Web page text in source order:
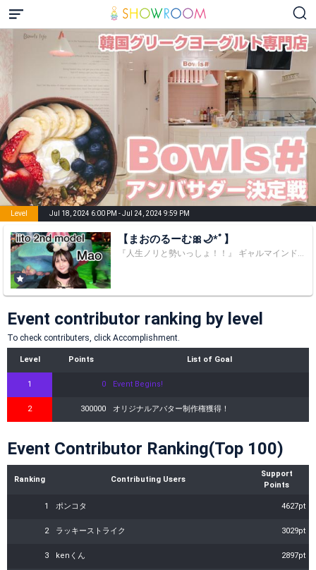
Level Jul 18, 2024 6:00 PM - Jul 24, 2024 9:59 PM
【まおのるーむ🎀🌙*ﾟ】
『人生ノリと勢いっしょ！！』 ギャルマインドiitoJAPAN 2ndモデルのMaoです🎀🌙*ﾟ 人生のモットーは『キラキラした自分でありたい』🦄⸝꙳ よく食べてよく寝る子だよ|(￣3￣)| 寝る子は育つよね？？？👀👀（^^(圧)） - - - - - ꒰ 2ndモデルでの目標 ꒱ - - - - - ▶▷▶裏表紙◀◁◀ ☪︎┈┈┈┈┈┈┈‧ガチイベ‧┈┈┈┈┈┈┈ ※イベントの時は変更あり💦 ✎_________- ̗̀ 𝐩𝐫𝐨𝐟𝐢𝐥𝐞 ̖́-_________✎𓈒𓂂𓏸 Name➤➤➤➤Mao fanmark➤➤➤➤🎀🌙*ﾟ Date of birth➤➤➤➤2002.3.23 Star sign ➤➤➤➤♈(牡羊座) Blood type➤➤➤➤🅰️型 Hometown 𝐚𝐧𝐝 Place of birth➤➤➤➤Fukuoka Nickname➤➤➤➤マオピ、マオ Hobbies➤➤➤➤Dance👯🎶 Special abilities➤➤➤➤ writingᝰ✍🏻 My concerns➤➤➤➤ complete copy dance🌟⋆꙳ mbti▶︎ESFJ（領事官） ‪💡‬8/14 フォロワー100名様達成🌟 💡11/30 フォロワー200名様達成 💡4/7 フォロワー300名様達成 💡フォロワー400名様目標 ⬇️SNSアカウントのフォローもよろしくお願いします😊 𝐈𝐧𝐬𝐭𝐚𝐠𝐫𝐚𝐦▶︎▶︎▶︎https://www.instagram.com/mmmma_.3 𝐓𝐢𝐤𝐓𝐨𝐤▶︎▶︎▶︎ www.tiktok.com/@mmmma_.3 iito公式サイト▶︎▶︎▶︎https://www.iitojapan.com/ ※プレゼントに関して ✅送り先💌📮 〒810-0001 福岡県福岡市中央区天神4丁目7-18 永島ビル3F 株式会社リーズン iitoJAPAN Mao宛 ✅配送方法🚚❥❥❥ プレゼントの配送につきましては、 下記の方法でお願いいたします。 ・ヤマト運輸：宅急便 ・佐川急便：飛脚宅配便 ・日本郵政：ゆうパック、レターパックプラス、 レターパックライト ✅配送🆖なプレゼント ・3辺合計70サイズを超える宅配物 ・現金、金券類（ギフト券・チケットなど） ・開封、使用済みの物 ・汚れ、臭い、破損が激しいもの ・飲食物（口に入れるもの全て）、植物、生物など ・危険物（火薬類・刃物・薬品など） ​※宅配物70サイズを超えるものに関しては、 返送させて頂きます。 ※その他、弊社の判断により お受け取りできないものについては、 弊社側で処分いたしますので あらかじめご了承ください。 また、お受け取りできないと判断した理由については お答えいたしかねます。
Event contributor ranking by level
To check contributers, click Accomplishment.
Level Points List of Goal
1 0 Event Begins!
2 300000 オリジナルアバター制作権獲得！
Event Contributor Ranking(Top 100)
Ranking Contributing Users
Support
Points
1 ポンコタ 4627pt
2 ラッキーストライク 3029pt
3 kenくん 2897pt